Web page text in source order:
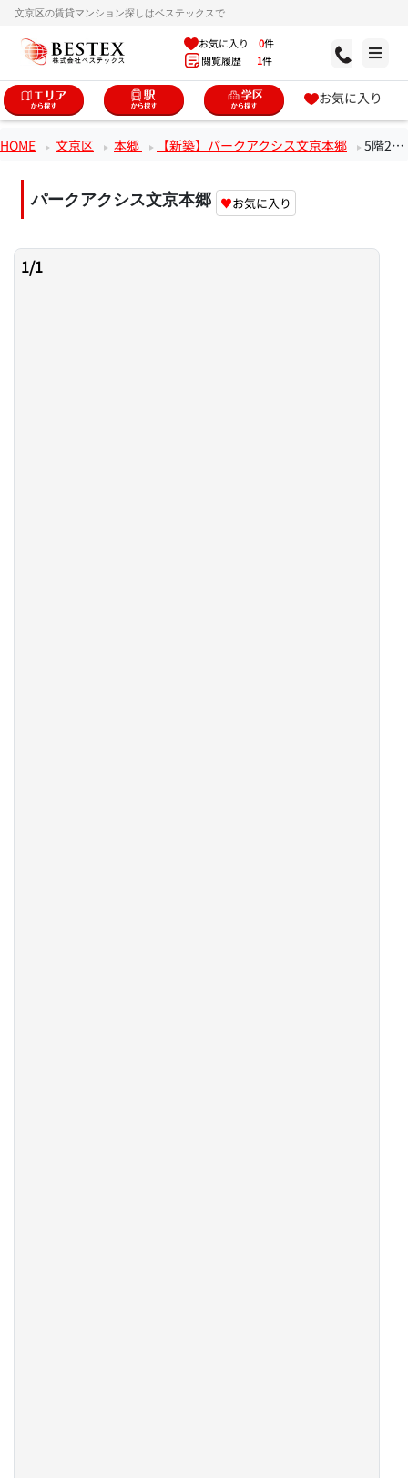
文京区の賃貸マンション探しはベステックスで
お気に入り 0件
閲覧履歴 1件
お気に入り
HOME 文京区 本郷 【新築】パークアクシス文京本郷 5階2LDKのお部屋
パークアクシス文京本郷 ♥お気に入り
1/1